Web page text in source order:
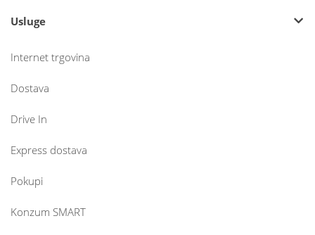
Usluge
Internet trgovina
Dostava
Drive In
Express dostava
Pokupi
Konzum SMART